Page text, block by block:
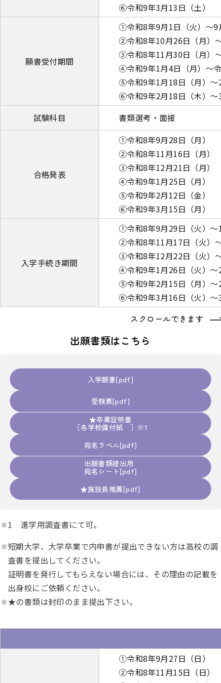
⑥令和9年3月13日（土）
願書受付期間
①令和8年9月1日（火）～9
②令和8年10月26日（月）
③令和8年11月30日（月）
④令和9年1月4日（月）～
⑤令和9年1月18日（月）～
⑥令和9年2月18日（木）～
試験科目
書類選考・面接
合格発表
①令和8年9月28日（月）
②令和8年11月16日（月）
③令和8年12月21日（月）
④令和9年1月25日（月）
⑤令和9年2月12日（金）
⑥令和9年3月15日（月）
入学手続き期間
①令和8年9月29日（火）～
②令和8年11月17日（火）
③令和8年12月22日（火）
④令和9年1月26日（火）～
⑤令和9年2月15日（月）～
⑥令和9年3月16日（火）～
スクロールできます
出願書類はこちら
入学願書
受験票
★卒業証明書
［各学校備付紙 ］※1
宛名ラベル
出願書類提出用
宛名シート
★施設長推薦
1 進学用調査書にて可。
短期大学、大学卒業で内申書が提出できない方は高校の調
査書を提出してください。
証明書を発行してもらえない場合には、その理由の記載を
出身校にご依頼ください。
★の書類は封印のまま提出下さい。
①令和8年9月27日（日）
②令和8年11月15日（日）